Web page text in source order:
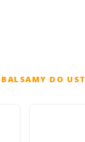
BALSAMY DO UST